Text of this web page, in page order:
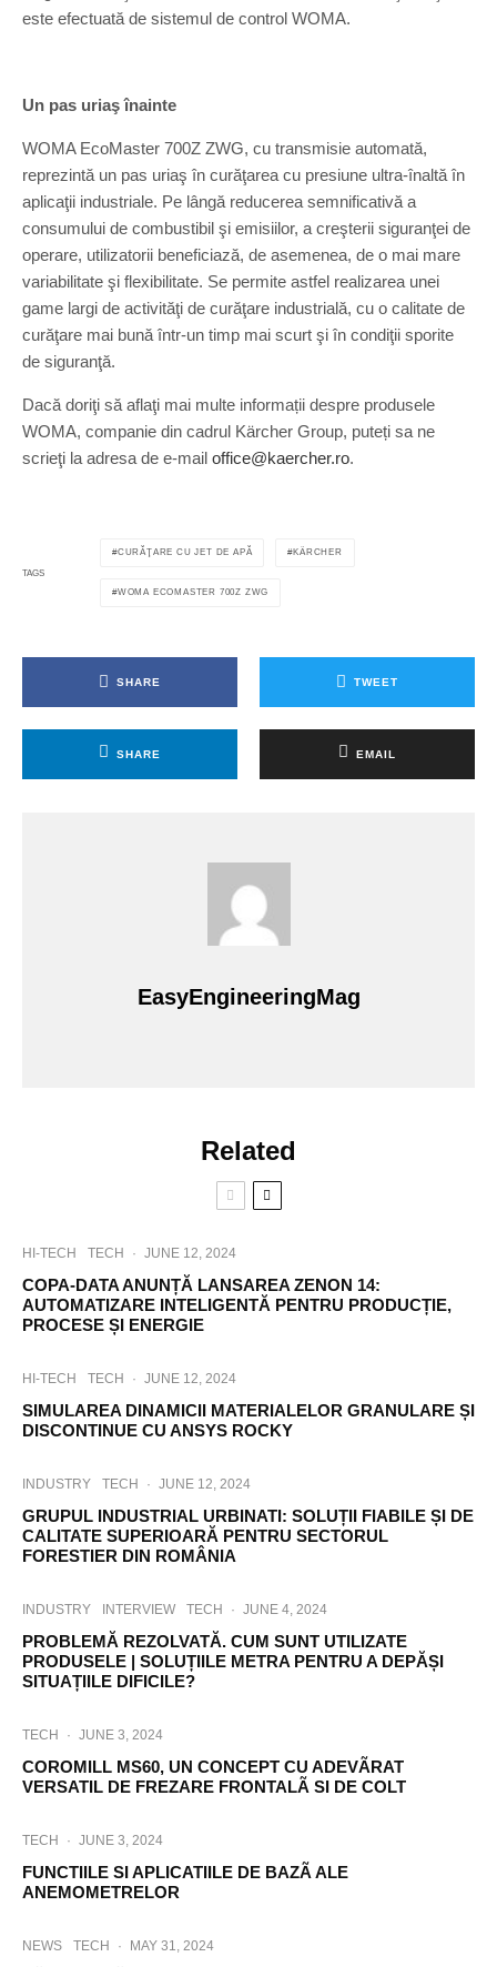
este efectuată de sistemul de control WOMA.
Un pas uriaş înainte
WOMA EcoMaster 700Z ZWG, cu transmisie automată,
reprezintă un pas uriaş în curăţarea cu presiune ultra-înaltă în
aplicaţii industriale. Pe lângă reducerea semnificativă a
consumului de combustibil şi emisiilor, a creşterii siguranţei de
operare, utilizatorii beneficiază, de asemenea, de o mai mare
variabilitate şi flexibilitate. Se permite astfel realizarea unei
game largi de activităţi de curăţare industrială, cu o calitate de
curăţare mai bună într-un timp mai scurt şi în condiţii sporite
de siguranţă.
Dacă doriţi să aflaţi mai multe informații despre produsele
WOMA, companie din cadrul Kärcher Group, puteți sa ne
scrieţi la adresa de e-mail office@kaercher.ro.
TAGS
CURĂŢARE CU JET DE APĂ KÄRCHER
WOMA ECOMASTER 700Z ZWG
SHARE TWEET
SHARE EMAIL
EasyEngineeringMag
Related
HI-TECH TECH · JUNE 12, 2024
COPA-DATA ANUNȚĂ LANSAREA ZENON 14:
AUTOMATIZARE INTELIGENTĂ PENTRU PRODUCȚIE,
PROCESE ȘI ENERGIE
HI-TECH TECH · JUNE 12, 2024
SIMULAREA DINAMICII MATERIALELOR GRANULARE ȘI
DISCONTINUE CU ANSYS ROCKY
INDUSTRY TECH · JUNE 12, 2024
GRUPUL INDUSTRIAL URBINATI: SOLUȚII FIABILE ȘI DE
CALITATE SUPERIOARĂ PENTRU SECTORUL
FORESTIER DIN ROMÂNIA
INDUSTRY INTERVIEW TECH · JUNE 4, 2024
PROBLEMĂ REZOLVATĂ. CUM SUNT UTILIZATE
PRODUSELE | SOLUȚIILE METRA PENTRU A DEPĂȘI
SITUAȚIILE DIFICILE?
TECH · JUNE 3, 2024
COROMILL MS60, UN CONCEPT CU ADEVÃRAT
VERSATIL DE FREZARE FRONTALÃ SI DE COLT
TECH · JUNE 3, 2024
FUNCTIILE SI APLICATIILE DE BAZÃ ALE
ANEMOMETRELOR
NEWS TECH · MAY 31, 2024